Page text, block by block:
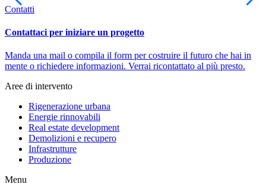
Contatti
Contattaci per iniziare un progetto
Manda una mail o compila il form per costruire il futuro che hai in
mente o richiedere informazioni. Verrai ricontattato al più presto.
Aree di intervento
Rigenerazione urbana
Energie rinnovabili
Real estate development
Demolizioni e recupero
Infrastrutture
Produzione
Menu